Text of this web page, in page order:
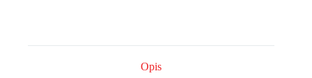
Opis